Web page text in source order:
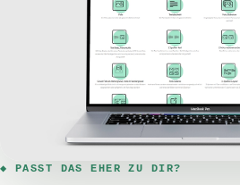
◆ PASST DAS EHER ZU DIR?